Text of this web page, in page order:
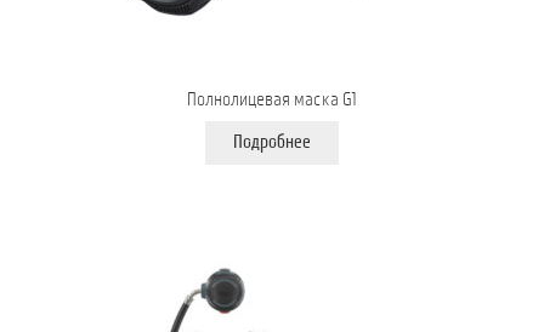
Полнолицевая маска G1
Подробнее